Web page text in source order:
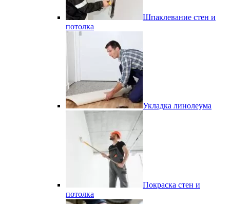
Шпаклевание стен и
потолка
Укладка линолеума
Покраска стен и
потолка